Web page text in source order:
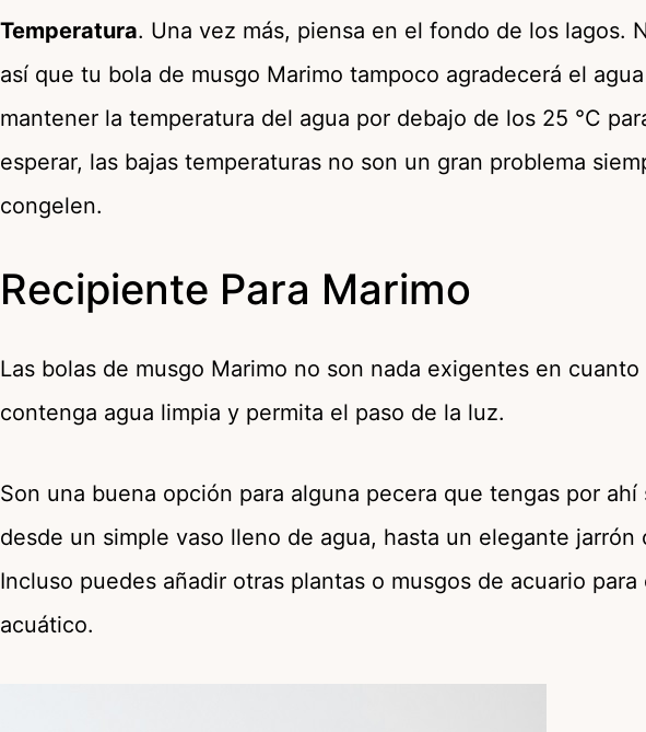
Temperatura. Una vez más, piensa en el fondo de los lagos.
así que tu bola de musgo Marimo tampoco agradecerá el
mantener la temperatura del agua por debajo de los 25 °C
esperar, las bajas temperaturas no son un gran problema
congelen.
Recipiente Para Marimo
Las bolas de musgo Marimo no son nada exigentes en
contenga agua limpia y permita el paso de la luz.
Son una buena opción para alguna pecera que tengas por
desde un simple vaso lleno de agua, hasta un elegante
Incluso puedes añadir otras plantas o musgos de acuario
acuático.